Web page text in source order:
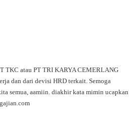
TKC atau PT TRI KARYA CEMERLANG
dan dari devisi HRD terkait. Semoga
semua, aamiin. diakhir kata mimin ucapkan